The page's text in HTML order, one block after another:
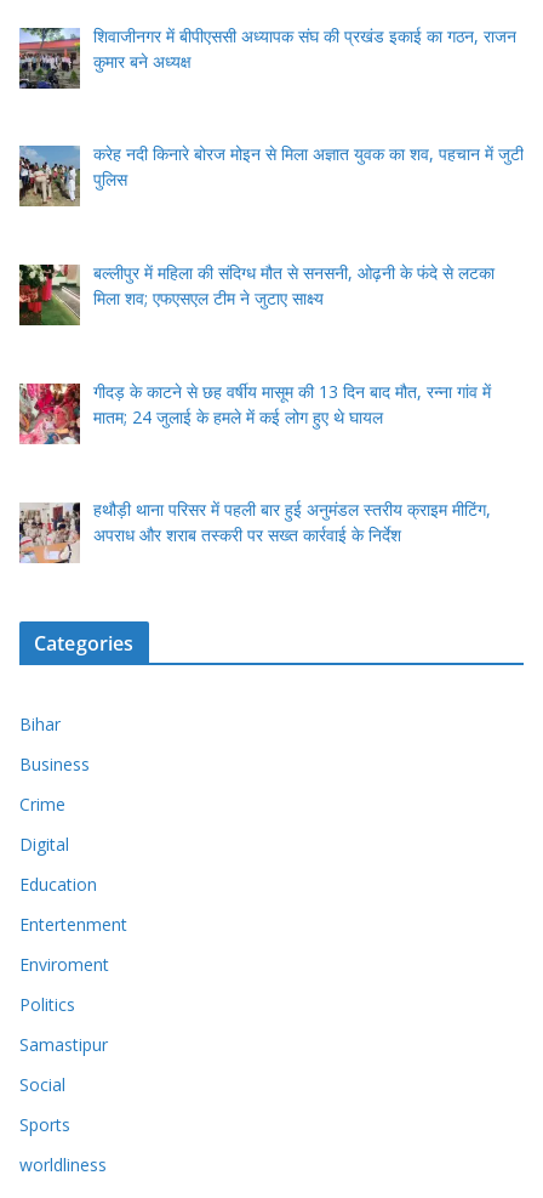
शिवाजीनगर में बीपीएससी अध्यापक संघ की प्रखंड इकाई का गठन, राजन
कुमार बने अध्यक्ष
करेह नदी किनारे बोरज मोइन से मिला अज्ञात युवक का शव, पहचान में जुटी
पुलिस
बल्लीपुर में महिला की संदिग्ध मौत से सनसनी, ओढ़नी के फंदे से लटका
मिला शव; एफएसएल टीम ने जुटाए साक्ष्य
गीदड़ के काटने से छह वर्षीय मासूम की 13 दिन बाद मौत, रन्ना गांव में
मातम; 24 जुलाई के हमले में कई लोग हुए थे घायल
हथौड़ी थाना परिसर में पहली बार हुई अनुमंडल स्तरीय क्राइम मीटिंग,
अपराध और शराब तस्करी पर सख्त कार्रवाई के निर्देश
Categories
Bihar
Business
Crime
Digital
Education
Entertenment
Enviroment
Politics
Samastipur
Social
Sports
worldliness